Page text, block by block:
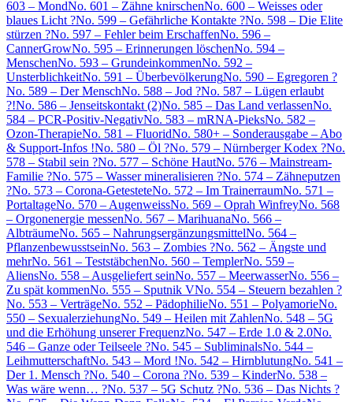
603 – MondNo. 601 – Zähne knirschenNo. 600 – Weisses oder
blaues Licht ?No. 599 – Gefährliche Kontakte ?No. 598 – Die Elite
stürzen ?No. 597 – Fehler beim ErschaffenNo. 596 –
CannerGrowNo. 595 – Erinnerungen löschenNo. 594 –
MenschenNo. 593 – GrundeinkommenNo. 592 –
UnsterblichkeitNo. 591 – ÜberbevölkerungNo. 590 – Egregoren ?
No. 589 – Der MenschNo. 588 – Jod ?No. 587 – Lügen erlaubt
?!No. 586 – Jenseitskontakt (2)No. 585 – Das Land verlassenNo.
584 – PCR-Positiv-NegativNo. 583 – mRNA-PieksNo. 582 –
Ozon-TherapieNo. 581 – FluoridNo. 580+ – Sonderausgabe – Abo
& Support-Infos !No. 580 – Öl ?No. 579 – Nürnberger Kodex ?No.
578 – Stabil sein ?No. 577 – Schöne HautNo. 576 – Mainstream-
Familie ?No. 575 – Wasser mineralisieren ?No. 574 – Zähneputzen
?No. 573 – Corona-GetesteteNo. 572 – Im TrainerraumNo. 571 –
PortaltageNo. 570 – AugenweissNo. 569 – Oprah WinfreyNo. 568
– Orgonenergie messenNo. 567 – MarihuanaNo. 566 –
AlbträumeNo. 565 – NahrungsergänzungsmittelNo. 564 –
PflanzenbewusstseinNo. 563 – Zombies ?No. 562 – Ängste und
mehrNo. 561 – TeststäbchenNo. 560 – TemplerNo. 559 –
AliensNo. 558 – Ausgeliefert seinNo. 557 – MeerwasserNo. 556 –
Zu spät kommenNo. 555 – Sputnik VNo. 554 – Steuern bezahlen ?
No. 553 – VerträgeNo. 552 – PädophilieNo. 551 – PolyamorieNo.
550 – SexualerziehungNo. 549 – Heilen mit ZahlenNo. 548 – 5G
und die Erhöhung unserer FrequenzNo. 547 – Erde 1.0 & 2.0No.
546 – Ganze oder Teilseele ?No. 545 – SubliminalsNo. 544 –
LeihmutterschaftNo. 543 – Mord !No. 542 – HirnblutungNo. 541 –
Der 1. Mensch ?No. 540 – Corona ?No. 539 – KinderNo. 538 –
Was wäre wenn… ?No. 537 – 5G Schutz ?No. 536 – Das Nichts ?